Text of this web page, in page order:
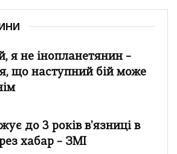
я не інопланетянин –
що наступний бій може
до 3 років в'язниці в
хабар – ЗМІ